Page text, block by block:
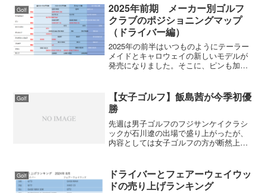
Golf
2025年前期 メーカー別ゴルフ
クラブのポジショニングマップ
（ドライバー編）
2025年の前半はいつものようにテーラー
メイドとキャロウェイの新しいモデルが
発売になりました。そこに、ピンも加わ
新製品の発売はなく年後半に国産メーカ
ーが発売すると思い...
Golf
【女子ゴルフ】飯島茜が今季初優
勝
先週は男子ゴルフのフジサンケイクラシ
ックが石川遼の出場で盛り上がったが、
内容としては女子ゴルフの方が断然上。
０アンダーで並んでプレーオフ。プレー
オフ４ホール目で飯島茜が...
Golf
ドライバーとフェアーウェイウッ
ドの売り上げランキング